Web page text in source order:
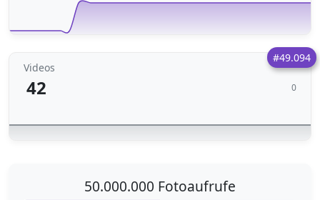
#49.094
Videos
42 0
50.000.000 Fotoaufrufe